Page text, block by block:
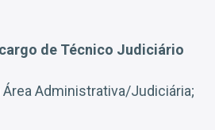
de Técnico Judiciário
Área Administrativa/Judiciária;